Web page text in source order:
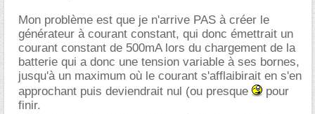
Mon problème est que je n'arrive PAS à créer le
générateur à courant constant, qui donc émettrait un
courant constant de 500mA lors du chargement de la
batterie qui a donc une tension variable à ses bornes,
jusqu'à un maximum où le courant s'afflaibirait en s'en
approchant puis deviendrait nul (ou presque
pour
finir.